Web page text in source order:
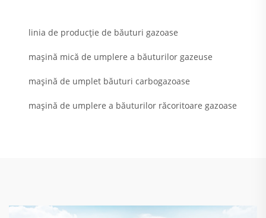
linia de producție de băuturi gazoase
mașină mică de umplere a băuturilor gazeuse
mașină de umplet băuturi carbogazoase
mașină de umplere a băuturilor răcoritoare gazoase